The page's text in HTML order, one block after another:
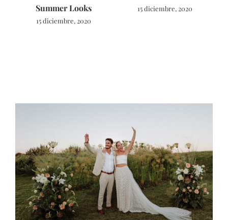
Summer Looks
15 diciembre, 2020
15 diciembre, 2020